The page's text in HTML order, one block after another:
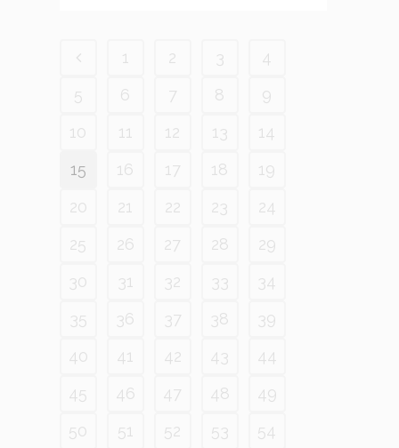
1 2 3
4
5
6 7 8
9
10
11 12 13
14
15
16 17 18
19
20
21 22 23
24
25
26 27 28
29
30
31 32 33
34
35
36 37 38
39
40
41 42 43
44
45
46 47 48
49
50
51 52 53 54